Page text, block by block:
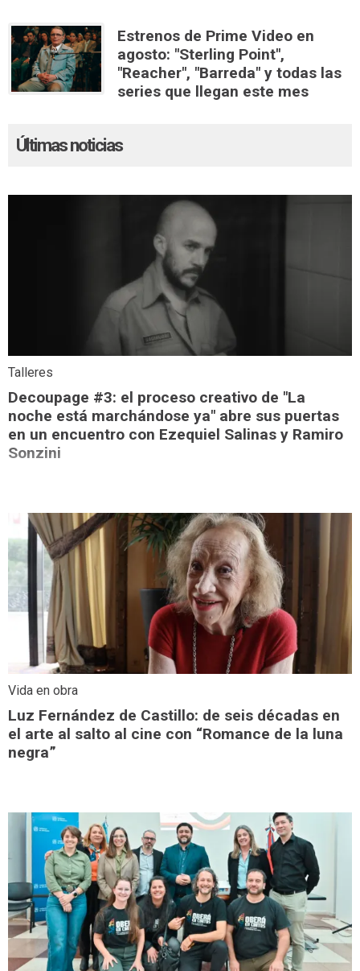
Estrenos de Prime Video en
agosto: "Sterling Point",
"Reacher", "Barreda" y todas las
series que llegan este mes
Últimas noticias
Talleres
Decoupage #3: el proceso creativo de "La
noche está marchándose ya" abre sus puertas
en un encuentro con Ezequiel Salinas y Ramiro
Sonzini
Vida en obra
Luz Fernández de Castillo: de seis décadas en
el arte al salto al cine con “Romance de la luna
negra”